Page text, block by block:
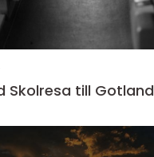
Skolresa till Gotland